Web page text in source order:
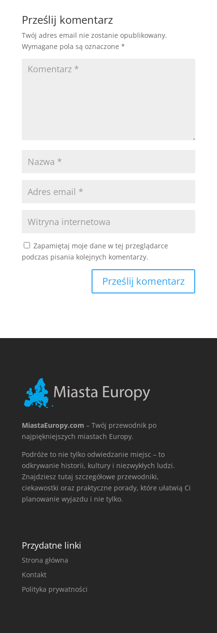
Prześlij komentarz
Twój adres email nie zostanie opublikowany.
Wymagane pola są oznaczone *
Zapamiętaj moje dane w tej przeglądarce
podczas pisania kolejnych komentarzy.
MiastaEuropy.com – Twój przewodnik po
najpiękniejszych miastach Europy.
Podróże to nie tylko odwiedzanie miejsc – to
odkrywanie historii, kultury i niezwykłych ludzi.
Znajdziesz tutaj szczegółowe przewodniki,
ciekawostki oraz praktyczne porady, które ułatwią Ci
planowanie wyjazdu i nie tylko.
Przydatne linki
Strona główna
Kontakt
Polityka prywatności